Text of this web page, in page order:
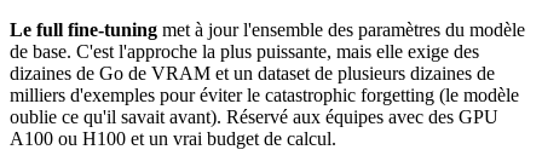
Le full fine-tuning met à jour l'ensemble des paramètres du modèle
de base. C'est l'approche la plus puissante, mais elle exige des
dizaines de Go de VRAM et un dataset de plusieurs dizaines de
milliers d'exemples pour éviter le catastrophic forgetting (le modèle
oublie ce qu'il savait avant). Réservé aux équipes avec des GPU
A100 ou H100 et un vrai budget de calcul.